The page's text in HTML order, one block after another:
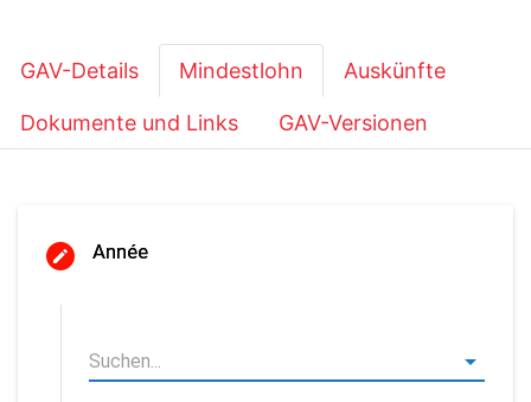
GAV-Details Mindestlohn Auskünfte
Dokumente und Links GAV-Versionen
Année